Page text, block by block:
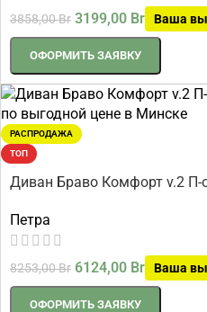
3858,00Br 3199,00 Br Ваша
ОФОРМИТЬ ЗАЯВКУ
РАСПРОДАЖА
ТОП
Диван Браво Комфорт v.2 П-
Петра
8253,00Br 6124,00 Br Ваша
ОФОРМИТЬ ЗАЯВКУ